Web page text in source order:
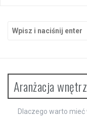
Szukaj:
Aranżacja wnętrz
Dlaczego warto